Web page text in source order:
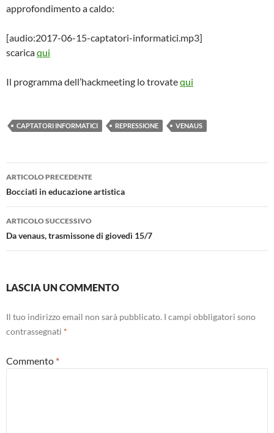
approfondimento a caldo:
[audio:2017-06-15-captatori-informatici.mp3]
scaricaqui
Il programma dell’hackmeeting lo trovatequi
CAPTATORI INFORMATICI REPRESSIONE VENAUS
Navigazione
articolo
ARTICOLO PRECEDENTE
Bocciati in educazione artistica
ARTICOLO SUCCESSIVO
Da venaus, trasmissone di giovedì 15/7
LASCIA UN COMMENTO
Il tuo indirizzo email non sarà pubblicato. I campi obbligatori sono
contrassegnati *
Commento *